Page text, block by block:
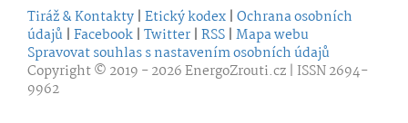
Tiráž & Kontakty | Etický kodex | Ochrana osobních
údajů | Facebook | Twitter | RSS | Mapa webu
Spravovat souhlas s nastavením osobních údajů
Copyright © 2019 - 2026EnergoZrouti.cz | ISSN 2694-
9962